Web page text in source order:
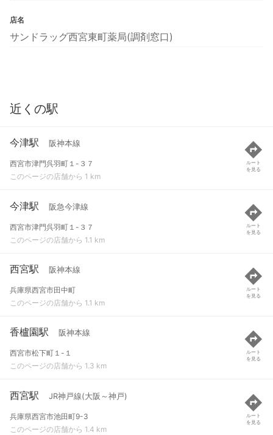
店名
サンドラッグ西宮東町薬局(調剤窓口)
近くの駅
今津駅 阪神本線
西宮市津門呉羽町１-３７
このページの店舗から 1 km
ルート
を見る
今津駅 阪急今津線
西宮市津門呉羽町１-３７
このページの店舗から 1.1 km
ルート
を見る
西宮駅 阪神本線
兵庫県西宮市田中町
このページの店舗から 1.1 km
ルート
を見る
香櫨園駅 阪神本線
西宮市松下町１-１
このページの店舗から 1.3 km
ルート
を見る
西宮駅 JR神戸線(大阪～神戸)
兵庫県西宮市池田町9-3
このページの店舗から 1.4 km
ルート
を見る